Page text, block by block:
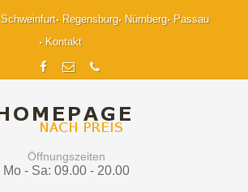
Schweinfurt Regensburg Nürnberg
Passau
Kontakt
Öffnungszeiten
Mo - Sa: 09.00 - 20.00